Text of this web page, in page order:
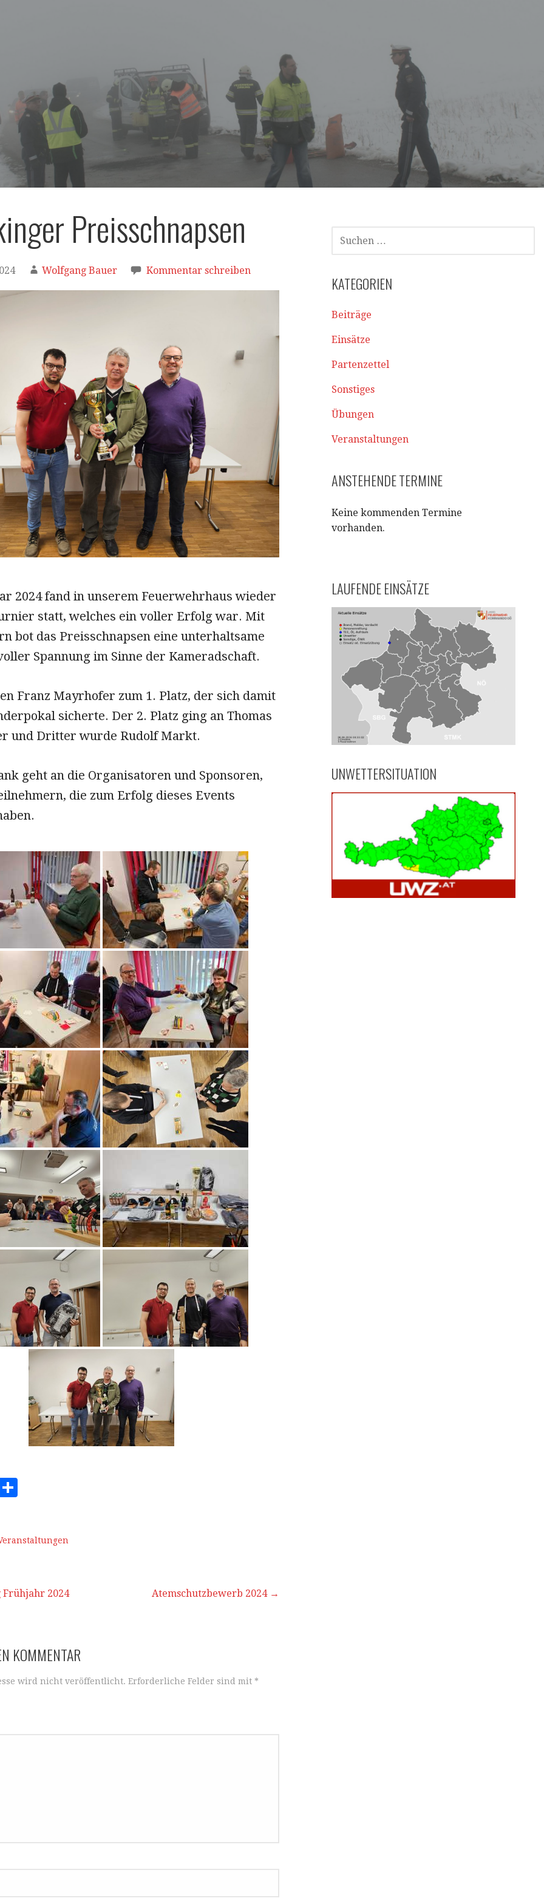
Preisschnapsen
Wolfgang Bauer Kommentar schreiben
2024 fand in unserem Feuerwehrhaus wieder
statt, welches ein voller Erfolg war. Mit
bot das Preisschnapsen eine unterhaltsame
Spannung im Sinne der Kameradschaft.
Franz Mayrhofer zum 1. Platz, der sich damit
sicherte. Der 2. Platz ging an Thomas
und Dritter wurde Rudolf Markt.
geht an die Organisatoren und Sponsoren,
die zum Erfolg dieses Events
E
n
2024 Atemschutzbewerb 2024 →
KOMMENTAR
wird nicht veröffentlicht. Erforderliche Felder sind mit *
SUCHE
NACH:
KATEGORIEN
Beiträge
Einsätze
Partenzettel
Sonstiges
Übungen
Veranstaltungen
ANSTEHENDE TERMINE
Keine kommenden Termine
vorhanden.
LAUFENDE EINSÄTZE
UNWETTERSITUATION